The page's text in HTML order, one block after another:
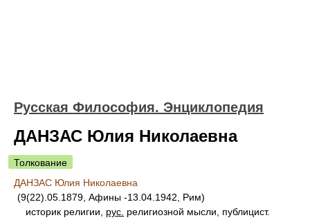
Русская Философия. Энциклопедия
ДАНЗАС Юлия Николаевна
Толкование
ДАНЗАС Юлия Николаевна
(9(22).05.1879, Афины -13.04.1942, Рим)
историк религии, рус. религиозной мысли, публицист.